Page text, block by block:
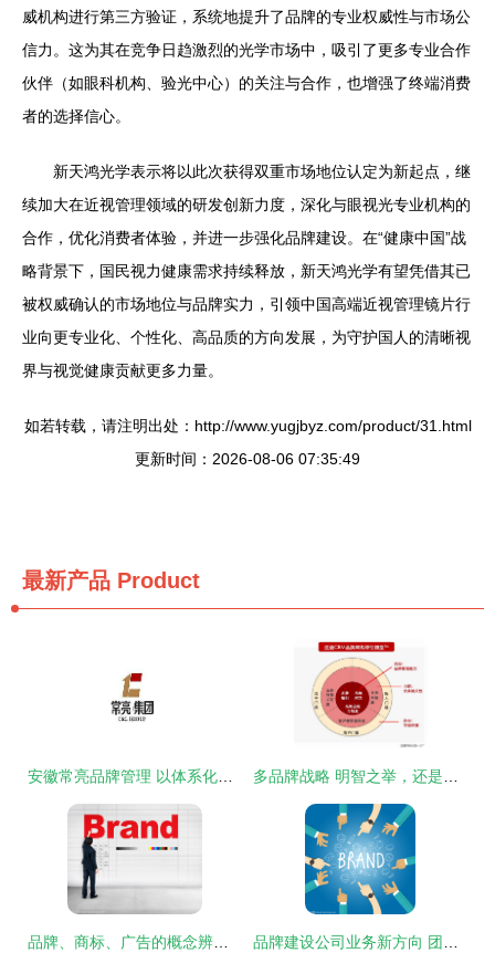
威机构进行第三方验证，系统地提升了品牌的专业权威性与市场公
信力。这为其在竞争日趋激烈的光学市场中，吸引了更多专业合作
伙伴（如眼科机构、验光中心）的关注与合作，也增强了终端消费
者的选择信心。
新天鸿光学表示将以此次获得双重市场地位认定为新起点，继
续加大在近视管理领域的研发创新力度，深化与眼视光专业机构的
合作，优化消费者体验，并进一步强化品牌建设。在“健康中国”战
略背景下，国民视力健康需求持续释放，新天鸿光学有望凭借其已
被权威确认的市场地位与品牌实力，引领中国高端近视管理镜片行
业向更专业化、个性化、高品质的方向发展，为守护国人的清晰视
界与视觉健康贡献更多力量。
如若转载，请注明出处：http://www.yugjbyz.com/product/31.html
更新时间：2026-08-06 07:35:49
最新产品 Product
安徽常亮品牌管理 以体系化战略赋能企业价值增长 多品牌战略 明智之举，还是自讨苦吃？
品牌、商标、广告的概念辨析与品牌管理实践 品牌建设公司业务新方向 团队建设营销与品牌管理